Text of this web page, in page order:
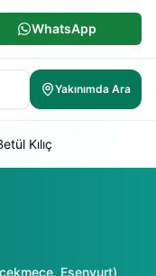
WhatsApp
Yakınımda Ara
Kılıç
, Esenyurt)